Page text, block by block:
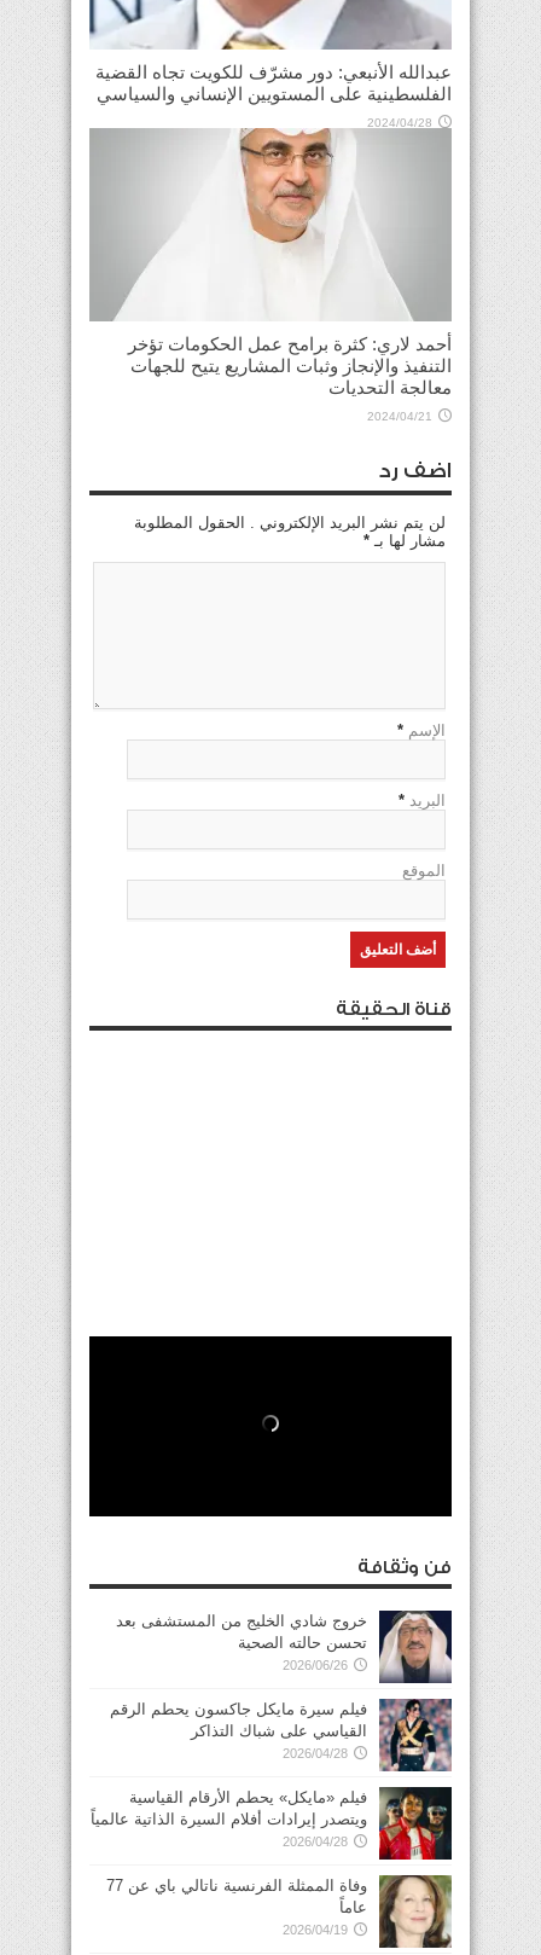
عبدالله الأنبعي: دور مشرّف للكويت تجاه القضية
الفلسطينية على المستويين الإنساني والسياسي
2024/04/28
أحمد لاري: كثرة برامح عمل الحكومات تؤخر
التنفيذ والإنجاز وثبات المشاريع يتيح للجهات
معالجة التحديات
2024/04/21
اضف رد
لن يتم نشر البريد الإلكتروني . الحقول المطلوبة
مشار لها بـ *
الإسم *
البريد *
الموقع
قناة الحقيقة
فن وثقافة
خروج شادي الخليج من المستشفى بعد
تحسن حالته الصحية
2026/06/26
فيلم سيرة مايكل جاكسون يحطم الرقم
القياسي على شباك التذاكر
2026/04/28
فيلم «مايكل» يحطم الأرقام القياسية
ويتصدر إيرادات أفلام السيرة الذاتية عالمياً
2026/04/28
وفاة الممثلة الفرنسية ناتالي باي عن 77
عاماً
2026/04/19